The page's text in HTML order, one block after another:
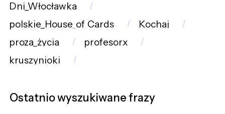
Dni_Włocławka
polskie_House_of_Cards
Kochaj
proza_życia
profesorx
kruszynioki
Ostatnio wyszukiwane frazy